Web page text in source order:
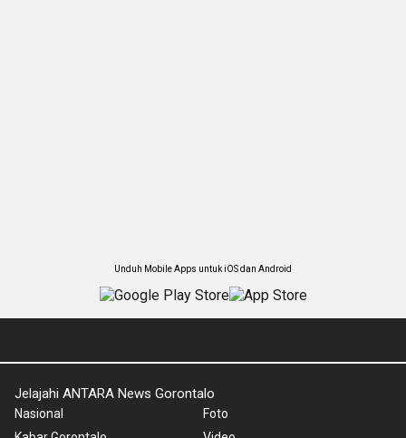
Unduh Mobile Apps untuk iOS dan Android
Jelajahi ANTARA News Gorontalo
Nasional
Foto